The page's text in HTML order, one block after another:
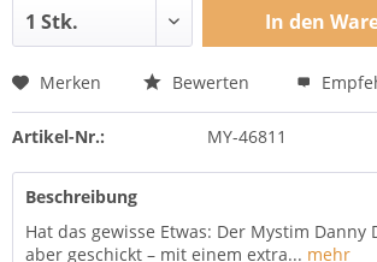
In den
Merken Bewerten
Artikel-Nr.: MY-46811
Beschreibung
Hat das gewisse Etwas: Der Mystim Danny
aber geschickt – mit einem extra... mehr